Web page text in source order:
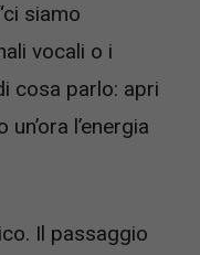
siamo
vocali o i
cosa parlo: apri
l’energia
Il passaggio